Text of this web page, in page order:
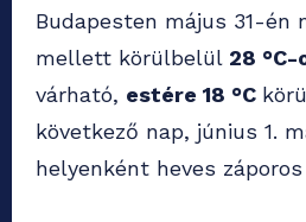
Budapesten május 31-én
mellett körülbelül 28 °C-
várható, estére 18 °C
következő nap, június 1.
helyenként heves